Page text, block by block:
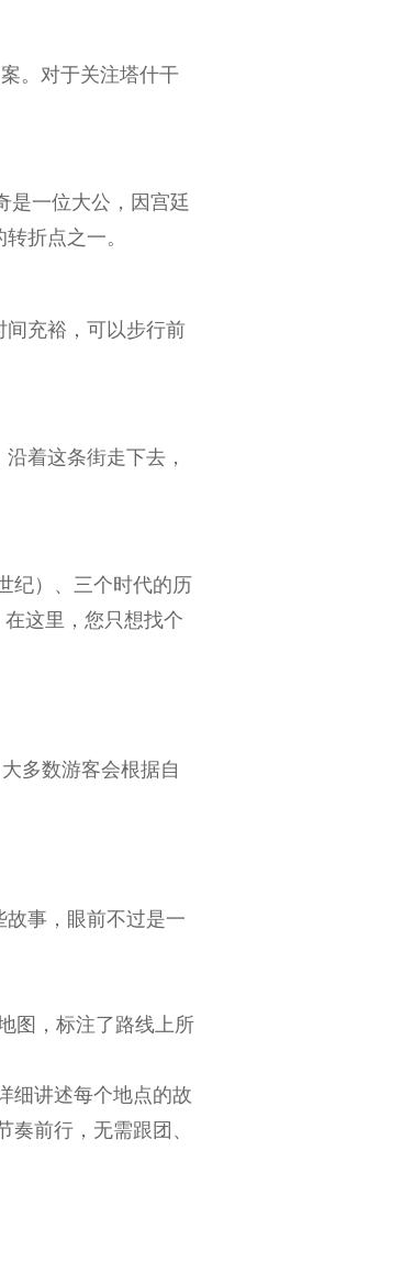
。对于关注塔什干
是一位大公，因宫廷
折点之一。
充裕，可以步行前
着这条街走下去，
纪）、三个时代的历
这里，您只想找个
多数游客会根据自
故事，眼前不过是一
图，标注了路线上所
细讲述每个地点的故
前行，无需跟团、